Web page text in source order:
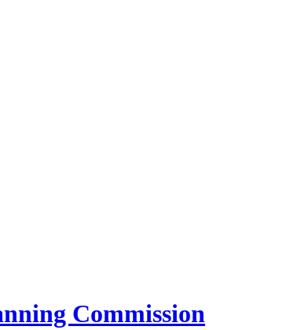
Commission